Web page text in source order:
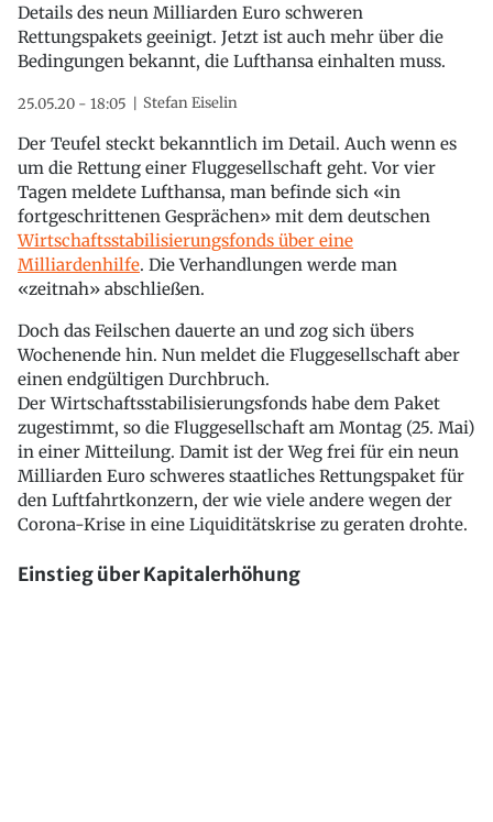
Details des neun Milliarden Euro schweren
Rettungspakets geeinigt. Jetzt ist auch mehr über die
Bedingungen bekannt, die Lufthansa einhalten muss.
25.05.20 - 18:05 Stefan Eiselin
Der Teufel steckt bekanntlich im Detail. Auch wenn es
um die Rettung einer Fluggesellschaft geht. Vor vier
Tagen meldete Lufthansa, man befinde sich «in
fortgeschrittenen Gesprächen» mit dem deutschen
Wirtschaftsstabilisierungsfonds über eine
Milliardenhilfe. Die Verhandlungen werde man
«zeitnah» abschließen.
Doch das Feilschen dauerte an und zog sich übers
Wochenende hin. Nun meldet die Fluggesellschaft aber
einen endgültigen Durchbruch.
Der Wirtschaftsstabilisierungsfonds habe dem Paket
zugestimmt, so die Fluggesellschaft am Montag (25. Mai)
in einer Mitteilung. Damit ist der Weg frei für ein neun
Milliarden Euro schweres staatliches Rettungspaket für
den Luftfahrtkonzern, der wie viele andere wegen der
Corona-Krise in eine Liquiditätskrise zu geraten drohte.
Einstieg über Kapitalerhöhung